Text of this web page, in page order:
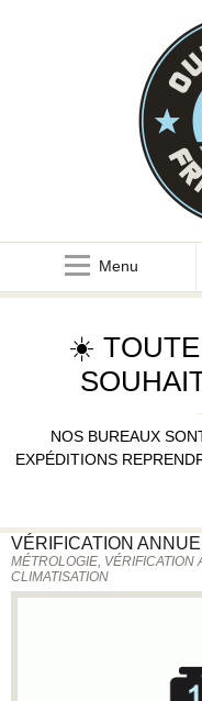
Menu
☀️ TOUTE
NOS BUREAUX
EXPÉDITIONS
VÉRIFICATION
MÉTROLOGIE,
CLIMATISATION